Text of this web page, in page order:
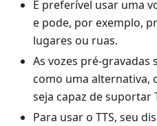
É preferível usar uma
e pode, por exemplo,
lugares ou ruas.
As vozes pré-gravadas
como uma alternativa,
seja capaz de suportar
Para usar o TTS, seu